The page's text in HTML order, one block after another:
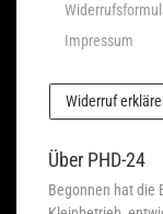
Impressum
Widerruf
Über PHD-24
Begonnen hat die